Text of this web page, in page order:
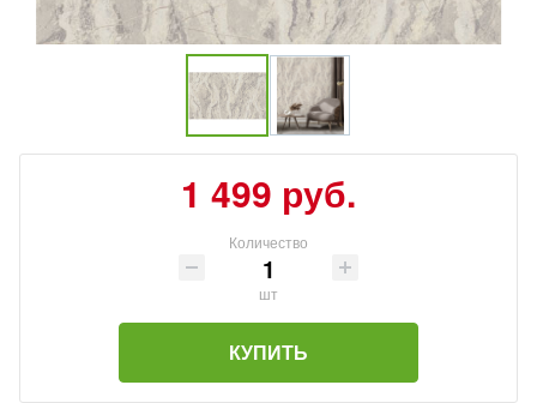
1 499 руб.
Количество
шт
КУПИТЬ